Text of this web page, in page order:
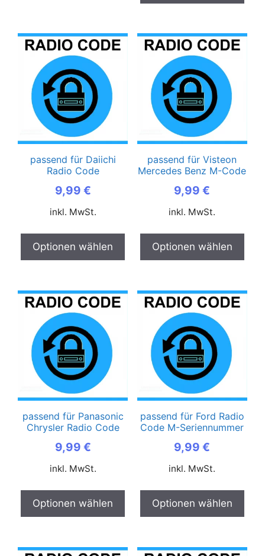
passend für Daiichi
Radio Code
9,99 €
inkl. MwSt.
Optionen wählen
passend für Visteon
Mercedes Benz M-Code
9,99€
inkl. MwSt.
Optionen wählen
passend für Panasonic
Chrysler Radio Code
9,99 €
inkl. MwSt.
Optionen wählen
passend für Ford Radio
Code M-Seriennummer
9,99€
inkl. MwSt.
Optionen wählen